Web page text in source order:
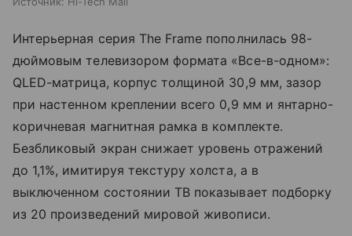
Интерьерная серия The Frame пополнилась 98-
дюймовым телевизором формата «Все-в-одном»:
QLED-матрица, корпус толщиной 30,9 мм, зазор
при настенном креплении всего 0,9 мм и янтарно-
коричневая магнитная рамка в комплекте.
Безбликовый экран снижает уровень отражений
до 1,1%, имитируя текстуру холста, а в
выключенном состоянии ТВ показывает подборку
из 20 произведений мировой живописи.